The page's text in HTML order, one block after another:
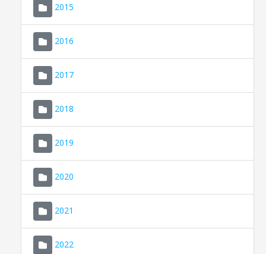
2015
2016
2017
2018
2019
2020
2021
2022